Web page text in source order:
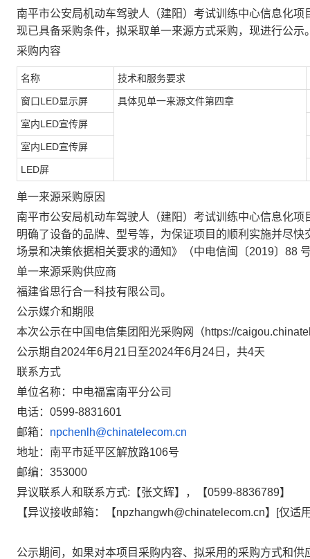
南平市公安局机动车驾驶人（建阳）考试训练中心信息化项
现已具备采购条件，拟采取单一来源方式采购，现进行公示
采购内容
名称 技术和服务要求
窗口LED显示屏 具体见单一来源文件第四章
室内LED宣传屏
室内LED宣传屏
LED屏
单一来源采购原因
南平市公安局机动车驾驶人（建阳）考试训练中心信息化项
明确了设备的品牌、型号等，为保证项目的顺利实施并尽
场景和决策依据相关要求的通知》（中电信闽〔2019〕88
单一来源采购供应商
福建省思行合一科技有限公司。
公示媒介和期限
本次公示在中国电信集团阳光采购网（https://
公示期自2024年6月 21 日至2024年6月 24 日，共4天
联系方式
单位名称：中电福富南平分公司
电话：0599-8831601
邮箱： npchenlh@chinatelecom.cn
地址：南平市延平区解放路106号
邮编：353000
异议联系人和联系方式:【张文辉】，【0599-8836789】
【异议接收邮箱：【npzhangwh@chinatelecom.cn】[仅适
公示期间，如果对本项目采购内容、拟采用的采购方式和